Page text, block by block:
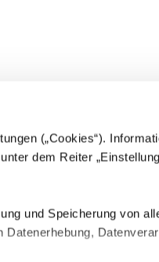
(„Cookies“).
dem Reiter
und Speicherung von